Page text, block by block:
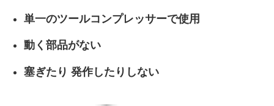
単一のツールコンプレッサーで使用
動く部品がない
塞ぎたり 発作したりしない